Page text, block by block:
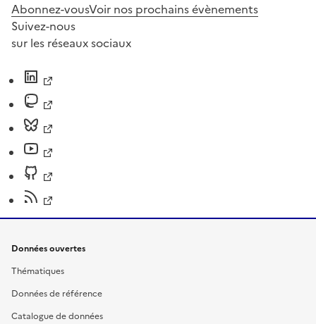
Abonnez-vousVoir nos prochains évènements
Suivez-nous
sur les réseaux sociaux
Données ouvertes
Thématiques
Données de référence
Catalogue de données